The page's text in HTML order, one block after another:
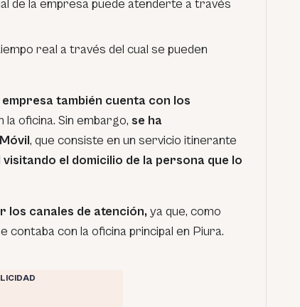
de la empresa puede atenderte a través
real a través del cual se pueden
empresa también cuenta con los
la oficina. Sin embargo, se ha
, que consiste en un servicio itinerante
el domicilio de la persona que lo
los canales de atención, ya que, como
con la oficina principal en Piura.